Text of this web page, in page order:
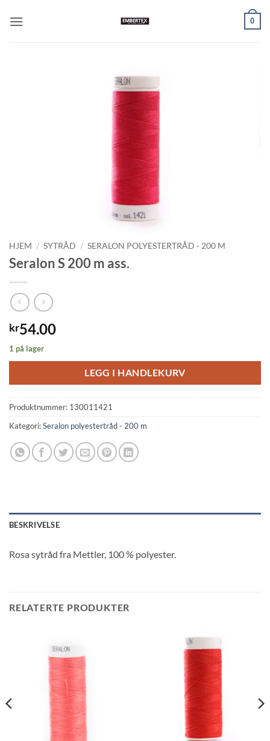
0
HJEM / SYTRÅD / SERALON POLYESTERTRÅD - 200 M
Seralon S 200 m ass.
kr54.00
1 på lager
LEGG I HANDLEKURV
Produktnummer: 130011421
Kategori:Seralon polyestertråd - 200 m
BESKRIVELSE
Rosa sytråd fra Mettler, 100 % polyester.
RELATERTE PRODUKTER